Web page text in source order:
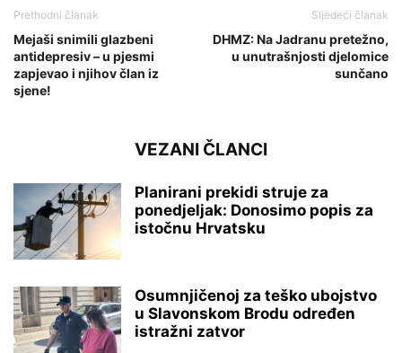
Prethodni članak
Mejaši snimili glazbeni
antidepresiv – u pjesmi
zapjevao i njihov član iz
sjene!
Sljedeći članak
DHMZ: Na Jadranu pretežno,
u unutrašnjosti djelomice
sunčano
VEZANI ČLANCI
Planirani prekidi struje za
ponedjeljak: Donosimo popis za
istočnu Hrvatsku
Osumnjičenoj za teško ubojstvo
u Slavonskom Brodu određen
istražni zatvor